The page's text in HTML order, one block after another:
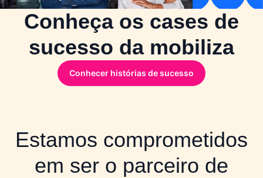
Conheça os cases de
sucesso da mobiliza
Conhecer histórias de sucesso
Estamos comprometidos
em ser o parceiro de